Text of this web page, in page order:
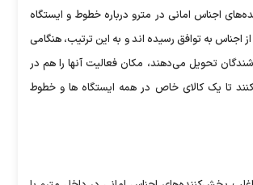
اجناس امانی در مترو درباره خطوط و ایستگاه
اجناس به توافق رسیده اند و به این ترتیب، هنگامی
تحویل می‌دهند، مکان فعالیت آنها را هم در
تا یک کالای خاص در همه ایستگاه ها و خطوط